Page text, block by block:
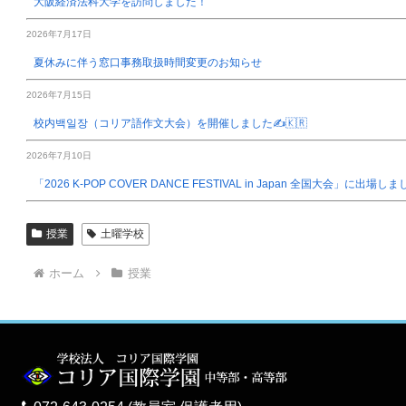
2026年7月17日
夏休みに伴う窓口事務取扱時間変更のお知らせ
2026年7月15日
校内백일장（コリア語作文大会）を開催しました✍️🇰🇷
2026年7月10日
「2026 K-POP COVER DANCE FESTIVAL in Japan 全国大会」に出場しま
授業 土曜学校
ホーム 授業